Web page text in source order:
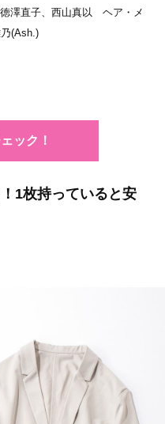
澤直子、西山真以 ヘア・メ
(Ash.)
ック！
1枚持っていると安